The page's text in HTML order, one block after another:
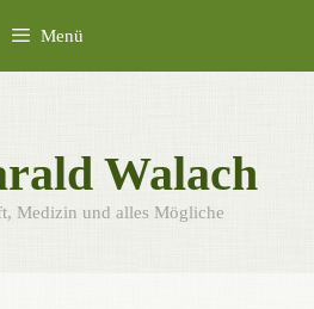
Menü
Walach
Medizin und alles Mögliche